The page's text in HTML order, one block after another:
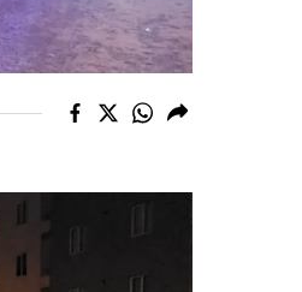
Yalova
Düzce